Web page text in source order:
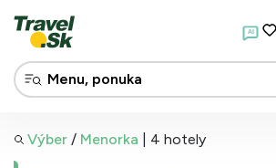
AI
Výber / Menorka 4 hotely